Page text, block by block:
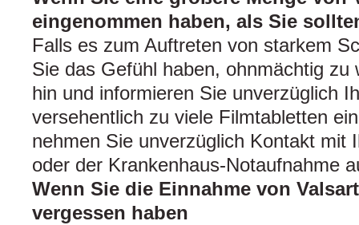
eingenommen haben, als Sie
Falls es zum Auftreten von starkem
Sie das Gefühl haben, ohnmächtig zu
hin und informieren Sie unverzüglich
versehentlich zu viele Filmtabletten
nehmen Sie unverzüglich Kontakt mit
oder der Krankenhaus-Notaufnahme
Wenn Sie die Einnahme von
vergessen haben